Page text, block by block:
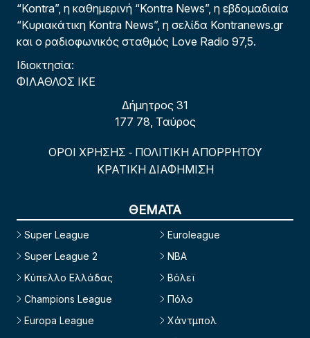
“Kontra”, η καθημερινή “Kontra News”, η εβδομαδιαία
“Κυριακάτικη Kontra News”, η σελίδα Kontranews.gr
και ο ραδιοφωνικός σταθμός Love Radio 97,5.
Ιδιοκτησία:
ΦΙΛΑΘΛΟΣ ΙΚΕ
Δήμητρος 31
177 78, Ταύρος
ΟΡΟΙ ΧΡΗΣΗΣ - ΠΟΛΙΤΙΚΗ ΑΠΟΡΡΗΤΟΥ
ΚΡΑΤΙΚΗ ΔΙΑΦΗΜΙΣΗ
ΘΕΜΑΤΑ
Super League
Super League 2
Κύπελλο Ελλάδας
Champions League
Europa League
Euroleague
NBA
Βόλεϊ
Πόλο
Χάντμπολ